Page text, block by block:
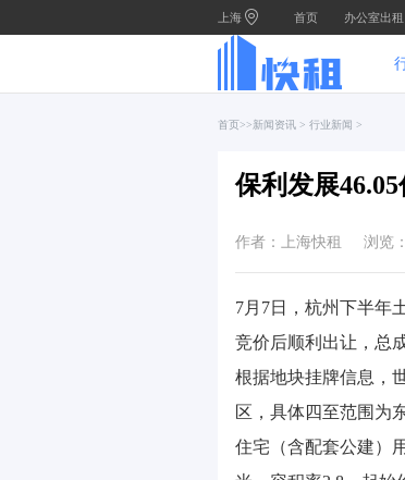
上海 首页 办公室出租
首页>>新闻资讯 > 行业新闻 >
保利发展
作者：上海快租 浏览：
7月7日，杭州下半年
竞价后顺利出让，总
根据地块挂牌信息，
区，具体四至范围为
住宅（含配套公建）